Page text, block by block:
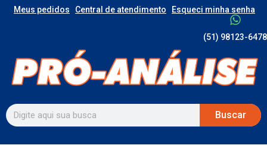
Meus pedidos Central de atendimento Esqueci minha senha
(51) 98123-6478
Buscar